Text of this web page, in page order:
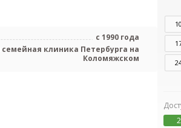
с 1990 года
клиника Петербурга на
Коломяжском
10